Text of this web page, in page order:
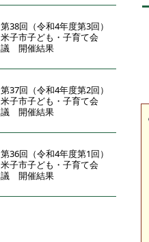
第38回（令和4年度第3回）
米子市子ども・子育て会
議 開催結果
第37回（令和4年度第2回）
米子市子ども・子育て会
議 開催結果
第36回（令和4年度第1回）
米子市子ども・子育て会
議 開催結果